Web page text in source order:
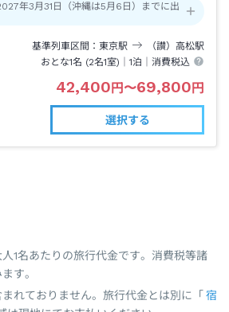
年3月31日（沖縄は5月6日）までに出
基準列車区間 東京駅 （讃）高松駅
おとな1名 (2名1室)｜1泊 ｜消費税込
42,400 円 〜69,800 円
選択する
1名あたりの旅行代金です。消費税等諸
す。
れておりません。旅行代金とは別に「 宿